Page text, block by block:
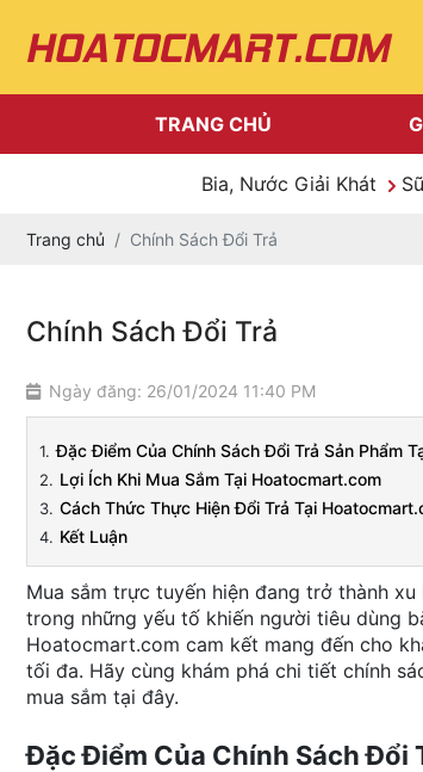
TRANG CHỦ
Bia, Nước Giải Khát
Trang chủ Chính Sách Đổi Trả
Chính Sách Đổi Trả
Ngày đăng: 26/01/2024 11:40 PM
Đặc Điểm Của Chính Sách Đổi Trả Sản Phẩm
Lợi Ích Khi Mua Sắm Tại Hoatocmart.com
Cách Thức Thực Hiện Đổi Trả Tại
Kết Luận
Mua sắm trực tuyến hiện đang trở thành
trong những yếu tố khiến người tiêu dùng
Hoatocmart.com cam kết mang đến cho
tối đa. Hãy cùng khám phá chi tiết chính
mua sắm tại đây.
Đặc Điểm Của Chính Sách Đổi